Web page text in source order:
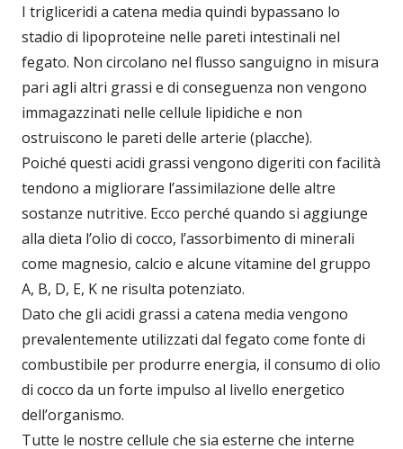
I trigliceridi a catena media quindi bypassano lo
stadio di lipoproteine nelle pareti intestinali nel
fegato. Non circolano nel flusso sanguigno in misura
pari agli altri grassi e di conseguenza non vengono
immagazzinati nelle cellule lipidiche e non
ostruiscono le pareti delle arterie (placche).
Poiché questi acidi grassi vengono digeriti con facilità
tendono a migliorare l’assimilazione delle altre
sostanze nutritive. Ecco perché quando si aggiunge
alla dieta l’olio di cocco, l’assorbimento di minerali
come magnesio, calcio e alcune vitamine del gruppo
A, B, D, E, K ne risulta potenziato.
Dato che gli acidi grassi a catena media vengono
prevalentemente utilizzati dal fegato come fonte di
combustibile per produrre energia, il consumo di olio
di cocco da un forte impulso al livello energetico
dell’organismo.
Tutte le nostre cellule che sia esterne che interne